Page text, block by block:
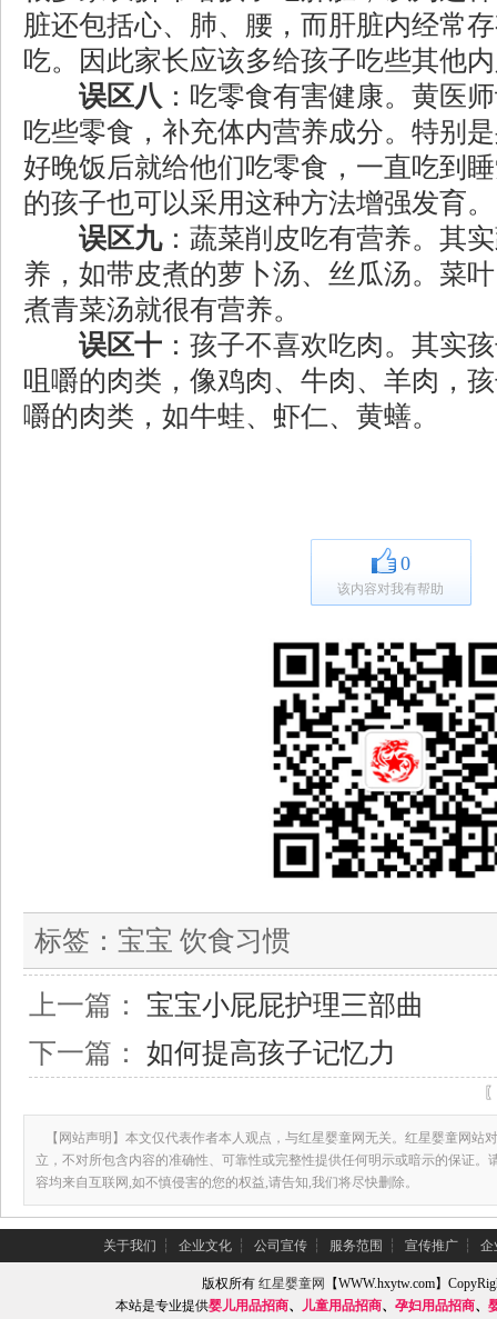
脏还包括心、肺、腰，而肝脏内经常
吃。因此家长应该多给孩子吃些其他
误区八 ：吃零食有害健康。黄医
吃些零食，补充体内营养成分。特别
好晚饭后就给他们吃零食，一直吃到
的孩子也可以采用这种方法增强发育。
误区九：蔬菜削皮吃有营养。其
养，如带皮煮的萝卜汤、丝瓜汤。菜
煮青菜汤就很有营养。
误区十 ：孩子不喜欢吃肉。其实
咀嚼的肉类，像鸡肉、牛肉、羊肉，
嚼的肉类，如牛蛙、虾仁、黄蟮。
0
该内容对我有帮助
标签： 宝宝 饮食习惯
上一篇： 宝宝小屁屁护理三部曲
下一篇： 如何提高孩子记忆力
【网站声明】本文仅代表作者本人观点，与红星婴童网无关。红星婴童网站
立，不对所包含内容的准确性、可靠性或完整性提供任何明示或暗示的保证。
容均来自互联网,如不慎侵害的您的权益,请告知,我们将尽快删除。
关于我们 ┆ 企业文化 ┆ 公司宣传 ┆ 服务范围 ┆ 宣传推广 ┆ 企
版权所有红星婴童网
【WWW.hxytw.com】
本站是专业提供婴儿用品招商、 儿童用品招商、 孕妇用品招商、